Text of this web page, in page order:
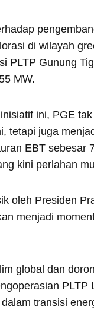
di wilayah
PLTP Gunung
MW.
ini, PGE
tetapi juga
EBT sebesar
kini perlahan
oleh Presiden
menjadi
global dan
transisi